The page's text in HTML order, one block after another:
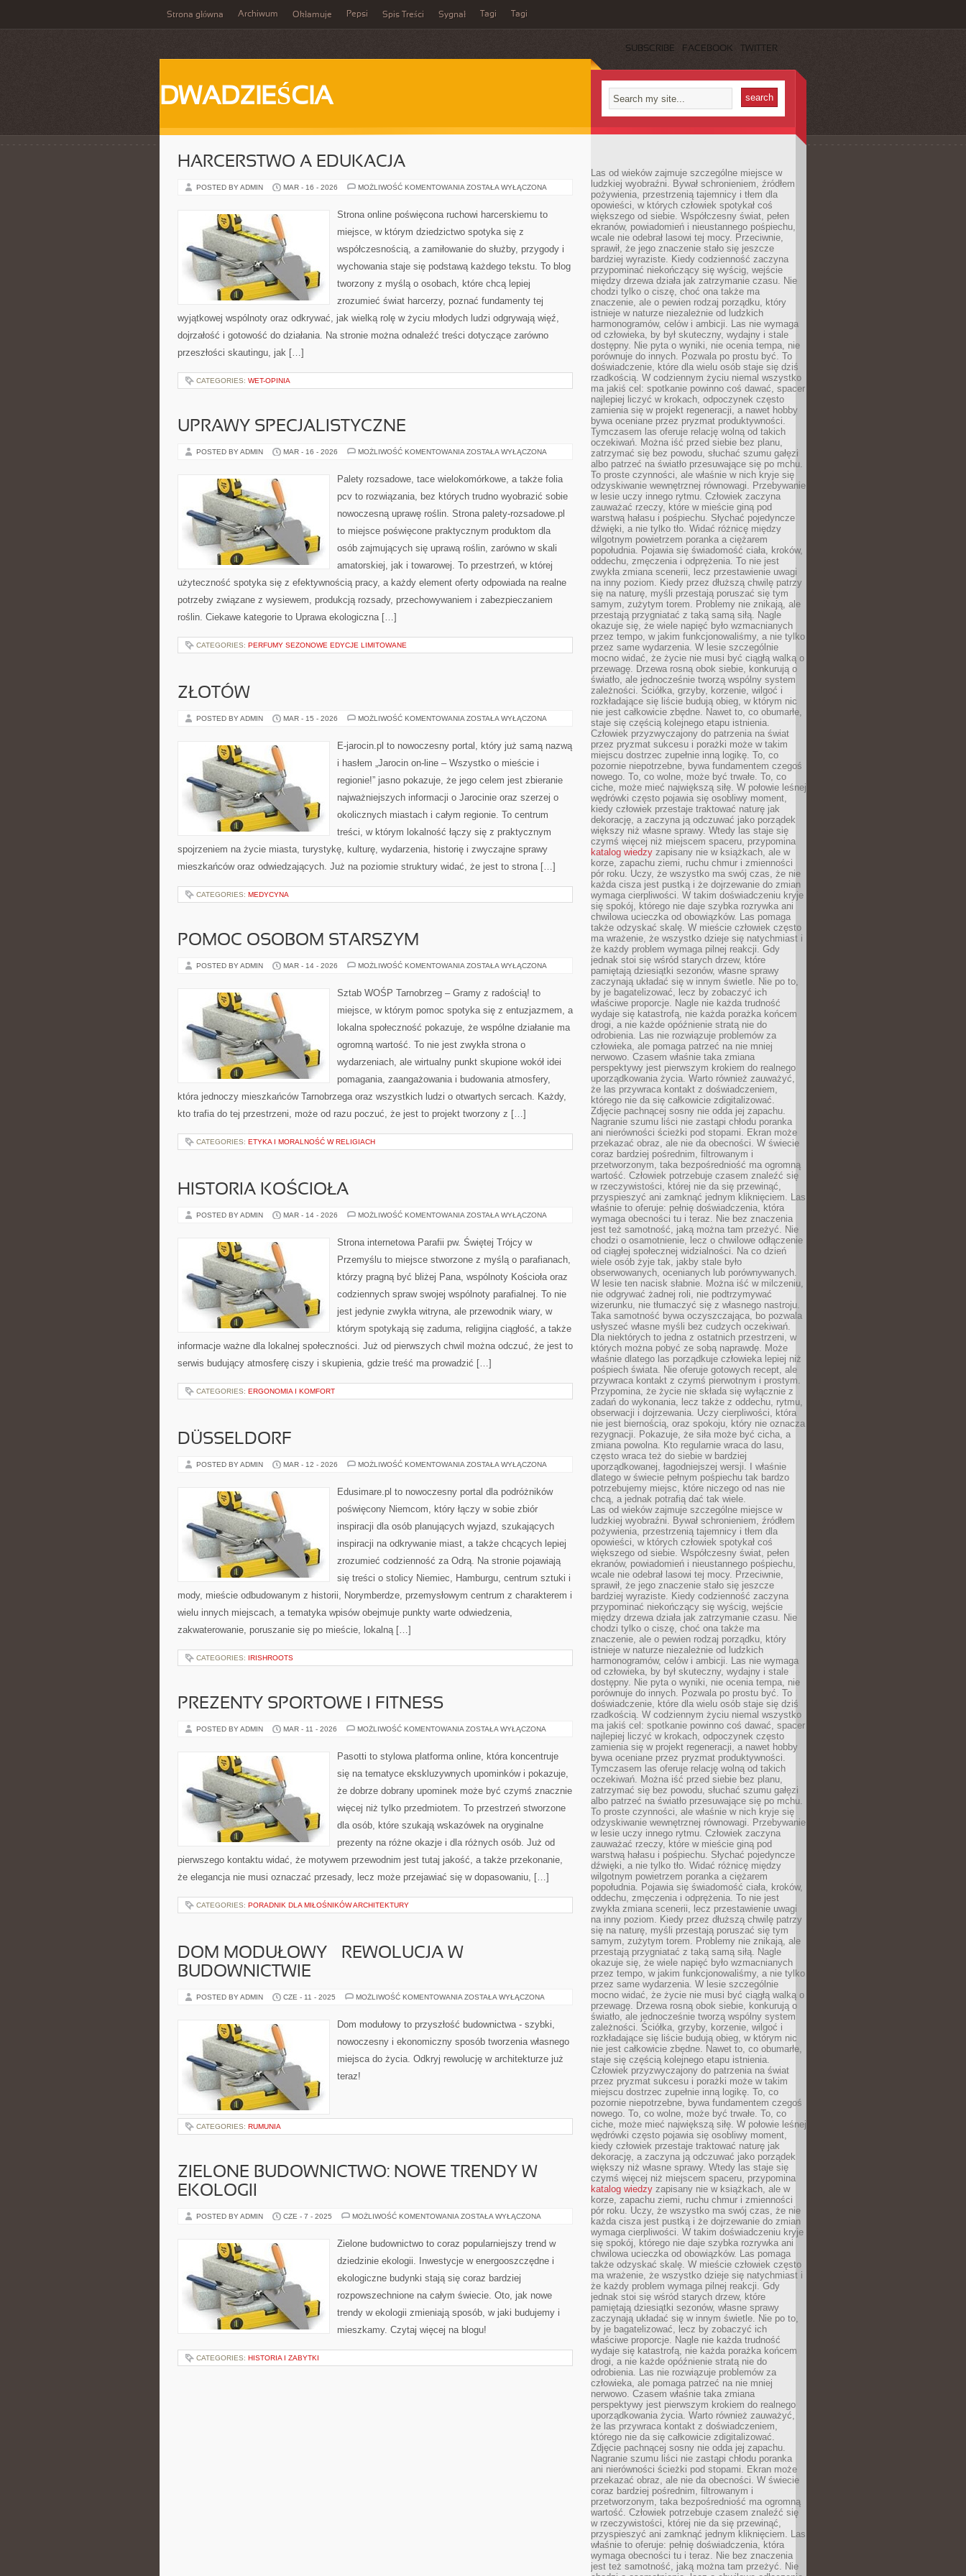
Strona główna Archiwum Okłamuje Pepsi Spis Treści Sygnał Tagi Tagi
SUBSCRIBE FACEBOOK TWITTER
DWADZIEŚCIA
HARCERSTWO A EDUKACJA
POSTED BY ADMIN MAR - 16 - 2026 MOŻLIWOŚĆ KOMENTOWANIA HARCERSTWO
ZOSTAŁA WYŁĄCZONA
Strona online poświęcona ruchowi harcerskiemu to
miejsce, w którym dziedzictwo spotyka się z
współczesnością, a zamiłowanie do służby, przygody i
wychowania staje się podstawą każdego tekstu. To blog
tworzony z myślą o osobach, które chcą lepiej
zrozumieć świat harcerzy, poznać fundamenty tej
wyjątkowej wspólnoty oraz odkrywać, jak wielką rolę w życiu młodych ludzi odgrywają więź,
dojrzałość i gotowość do działania. Na stronie można odnaleźć treści dotyczące zarówno
przeszłości skautingu, jak […]
CATEGORIES: WET-OPINIA
UPRAWY SPECJALISTYCZNE
POSTED BY ADMIN MAR - 16 - 2026 MOŻLIWOŚĆ KOMENTOWANIA UPRAWY
ZOSTAŁA WYŁĄCZONA
Palety rozsadowe, tace wielokomórkowe, a także folia
pcv to rozwiązania, bez których trudno wyobrazić sobie
nowoczesną uprawę roślin. Strona palety-rozsadowe.pl
to miejsce poświęcone praktycznym produktom dla
osób zajmujących się uprawą roślin, zarówno w skali
amatorskiej, jak i towarowej. To przestrzeń, w której
użyteczność spotyka się z efektywnością pracy, a każdy element oferty odpowiada na realne
potrzeby związane z wysiewem, produkcją rozsady, przechowywaniem i zabezpieczaniem
roślin. Ciekawe kategorie to Uprawa ekologiczna […]
CATEGORIES: PERFUMY SEZONOWE EDYCJE LIMITOWANE
ZŁOTÓW
POSTED BY ADMIN MAR - 15 - 2026 MOŻLIWOŚĆ KOMENTOWANIA ZŁOTÓW
ZOSTAŁA WYŁĄCZONA
E-jarocin.pl to nowoczesny portal, który już samą nazwą
i hasłem „Jarocin on-line – Wszystko o mieście i
regionie!” jasno pokazuje, że jego celem jest zbieranie
najważniejszych informacji o Jarocinie oraz szerzej o
okolicznych miastach i całym regionie. To centrum
treści, w którym lokalność łączy się z praktycznym
spojrzeniem na życie miasta, turystykę, kulturę, wydarzenia, historię i zwyczajne sprawy
mieszkańców oraz odwiedzających. Już na poziomie struktury widać, że jest to strona […]
CATEGORIES: MEDYCYNA
POMOC OSOBOM STARSZYM
POSTED BY ADMIN MAR - 14 - 2026 MOŻLIWOŚĆ KOMENTOWANIA POMOC
ZOSTAŁA WYŁĄCZONA
Sztab WOŚP Tarnobrzeg – Gramy z radością! to
miejsce, w którym pomoc spotyka się z entuzjazmem, a
lokalna społeczność pokazuje, że wspólne działanie ma
ogromną wartość. To nie jest zwykła strona o
wydarzeniach, ale wirtualny punkt skupione wokół idei
pomagania, zaangażowania i budowania atmosfery,
która jednoczy mieszkańców Tarnobrzega oraz wszystkich ludzi o otwartych sercach. Każdy,
kto trafia do tej przestrzeni, może od razu poczuć, że jest to projekt tworzony z […]
CATEGORIES: ETYKA I MORALNOŚĆ W RELIGIACH
HISTORIA KOŚCIOŁA
POSTED BY ADMIN MAR - 14 - 2026 MOŻLIWOŚĆ KOMENTOWANIA HISTORIA
ZOSTAŁA WYŁĄCZONA
Strona internetowa Parafii pw. Świętej Trójcy w
Przemyślu to miejsce stworzone z myślą o parafianach,
którzy pragną być bliżej Pana, wspólnoty Kościoła oraz
codziennych spraw swojej wspólnoty parafialnej. To nie
jest jedynie zwykła witryna, ale przewodnik wiary, w
którym spotykają się zaduma, religijna ciągłość, a także
informacje ważne dla lokalnej społeczności. Już od pierwszych chwil można odczuć, że jest to
serwis budujący atmosferę ciszy i skupienia, gdzie treść ma prowadzić […]
CATEGORIES: ERGONOMIA I KOMFORT
DÜSSELDORF
POSTED BY ADMIN MAR - 12 - 2026 MOŻLIWOŚĆ KOMENTOWANIA DÜSSELDORF
ZOSTAŁA WYŁĄCZONA
Edusimare.pl to nowoczesny portal dla podróżników
poświęcony Niemcom, który łączy w sobie zbiór
inspiracji dla osób planujących wyjazd, szukających
inspiracji na odkrywanie miast, a także chcących lepiej
zrozumieć codzienność za Odrą. Na stronie pojawiają
się treści o stolicy Niemiec, Hamburgu, centrum sztuki i
mody, mieście odbudowanym z historii, Norymberdze, przemysłowym centrum z charakterem i
wielu innych miejscach, a tematyka wpisów obejmuje punkty warte odwiedzenia,
zakwaterowanie, poruszanie się po mieście, lokalną […]
CATEGORIES: IRISHROOTS
PREZENTY SPORTOWE I FITNESS
POSTED BY ADMIN MAR - 11 - 2026 MOŻLIWOŚĆ KOMENTOWANIA PREZENTY
FITNESS
ZOSTAŁA WYŁĄCZONA
Pasotti to stylowa platforma online, która koncentruje
się na tematyce ekskluzywnych upominków i pokazuje,
że dobrze dobrany upominek może być czymś znacznie
więcej niż tylko przedmiotem. To przestrzeń stworzone
dla osób, które szukają wskazówek na oryginalne
prezenty na różne okazje i dla różnych osób. Już od
pierwszego kontaktu widać, że motywem przewodnim jest tutaj jakość, a także przekonanie,
że elegancja nie musi oznaczać przesady, lecz może przejawiać się w dopasowaniu, […]
CATEGORIES: PORADNIK DLA MIŁOŚNIKÓW ARCHITEKTURY
DOM MODUŁOWY – REWOLUCJA W
BUDOWNICTWIE
POSTED BY ADMIN CZE - 11 - 2025 MOŻLIWOŚĆ KOMENTOWANIA DOM
REWOLUCJA
W
ZOSTAŁA WYŁĄCZONA
Dom modułowy to przyszłość budownictwa - szybki,
nowoczesny i ekonomiczny sposób tworzenia własnego
miejsca do życia. Odkryj rewolucję w architekturze już
teraz!
CATEGORIES: RUMUNIA
ZIELONE BUDOWNICTWO: NOWE TRENDY W
EKOLOGII
POSTED BY ADMIN CZE - 7 - 2025 MOŻLIWOŚĆ KOMENTOWANIA ZIELONE
TRENDY
W
ZOSTAŁA WYŁĄCZONA
Zielone budownictwo to coraz popularniejszy trend w
dziedzinie ekologii. Inwestycje w energooszczędne i
ekologiczne budynki stają się coraz bardziej
rozpowszechnione na całym świecie. Oto, jak nowe
trendy w ekologii zmieniają sposób, w jaki budujemy i
mieszkamy. Czytaj więcej na blogu!
CATEGORIES: HISTORIA I ZABYTKI
Las od wieków zajmuje szczególne miejsce w
ludzkiej wyobraźni. Bywał schronieniem, źródłem
pożywienia, przestrzenią tajemnicy i tłem dla
opowieści, w których człowiek spotykał coś
większego od siebie. Współczesny świat, pełen
ekranów, powiadomień i nieustannego pośpiechu,
wcale nie odebrał lasowi tej mocy. Przeciwnie,
sprawił, że jego znaczenie stało się jeszcze
bardziej wyraziste. Kiedy codzienność zaczyna
przypominać niekończący się wyścig, wejście
między drzewa działa jak zatrzymanie czasu. Nie
chodzi tylko o ciszę, choć ona także ma
znaczenie, ale o pewien rodzaj porządku, który
istnieje w naturze niezależnie od ludzkich
harmonogramów, celów i ambicji. Las nie wymaga
od człowieka, by był skuteczny, wydajny i stale
dostępny. Nie pyta o wyniki, nie ocenia tempa, nie
porównuje do innych. Pozwala po prostu być. To
doświadczenie, które dla wielu osób staje się dziś
rzadkością. W codziennym życiu niemal wszystko
ma jakiś cel: spotkanie powinno coś dawać, spacer
najlepiej liczyć w krokach, odpoczynek często
zamienia się w projekt regeneracji, a nawet hobby
bywa oceniane przez pryzmat produktywności.
Tymczasem las oferuje relację wolną od takich
oczekiwań. Można iść przed siebie bez planu,
zatrzymać się bez powodu, słuchać szumu gałęzi
albo patrzeć na światło przesuwające się po mchu.
To proste czynności, ale właśnie w nich kryje się
odzyskiwanie wewnętrznej równowagi. Przebywanie
w lesie uczy innego rytmu. Człowiek zaczyna
zauważać rzeczy, które w mieście giną pod
warstwą hałasu i pośpiechu. Słychać pojedyncze
dźwięki, a nie tylko tło. Widać różnicę między
wilgotnym powietrzem poranka a ciężarem
popołudnia. Pojawia się świadomość ciała, kroków,
oddechu, zmęczenia i odprężenia. To nie jest
zwykła zmiana scenerii, lecz przestawienie uwagi
na inny poziom. Kiedy przez dłuższą chwilę patrzy
się na naturę, myśli przestają poruszać się tym
samym, zużytym torem. Problemy nie znikają, ale
przestają przygniatać z taką samą siłą. Nagle
okazuje się, że wiele napięć było wzmacnianych
przez tempo, w jakim funkcjonowaliśmy, a nie tylko
przez same wydarzenia. W lesie szczególnie
mocno widać, że życie nie musi być ciągłą walką o
przewagę. Drzewa rosną obok siebie, konkurują o
światło, ale jednocześnie tworzą wspólny system
zależności. Ściółka, grzyby, korzenie, wilgoć i
rozkładające się liście budują obieg, w którym nic
nie jest całkowicie zbędne. Nawet to, co obumarłe,
staje się częścią kolejnego etapu istnienia.
Człowiek przyzwyczajony do patrzenia na świat
przez pryzmat sukcesu i porażki może w takim
miejscu dostrzec zupełnie inną logikę. To, co
pozornie niepotrzebne, bywa fundamentem czegoś
nowego. To, co wolne, może być trwałe. To, co
ciche, może mieć największą siłę. W połowie leśnej
wędrówki często pojawia się osobliwy moment,
kiedy człowiek przestaje traktować naturę jak
dekorację, a zaczyna ją odczuwać jako porządek
większy niż własne sprawy. Wtedy las staje się
czymś więcej niż miejscem spaceru, przypomina
katalog wiedzy zapisany nie w książkach, ale w
korze, zapachu ziemi, ruchu chmur i zmienności
pór roku. Uczy, że wszystko ma swój czas, że nie
każda cisza jest pustką i że dojrzewanie do zmian
wymaga cierpliwości. W takim doświadczeniu kryje
się spokój, którego nie daje szybka rozrywka ani
chwilowa ucieczka od obowiązków. Las pomaga
także odzyskać skalę. W mieście człowiek często
ma wrażenie, że wszystko dzieje się natychmiast i
że każdy problem wymaga pilnej reakcji. Gdy
jednak stoi się wśród starych drzew, które
pamiętają dziesiątki sezonów, własne sprawy
zaczynają układać się w innym świetle. Nie po to,
by je bagatelizować, lecz by zobaczyć ich
właściwe proporcje. Nagle nie każda trudność
wydaje się katastrofą, nie każda porażka końcem
drogi, a nie każde opóźnienie stratą nie do
odrobienia. Las nie rozwiązuje problemów za
człowieka, ale pomaga patrzeć na nie mniej
nerwowo. Czasem właśnie taka zmiana
perspektywy jest pierwszym krokiem do realnego
uporządkowania życia. Warto również zauważyć,
że las przywraca kontakt z doświadczeniem,
którego nie da się całkowicie zdigitalizować.
Zdjęcie pachnącej sosny nie odda jej zapachu.
Nagranie szumu liści nie zastąpi chłodu poranka
ani nierówności ścieżki pod stopami. Ekran może
przekazać obraz, ale nie da obecności. W świecie
coraz bardziej pośrednim, filtrowanym i
przetworzonym, taka bezpośredniość ma ogromną
wartość. Człowiek potrzebuje czasem znaleźć się
w rzeczywistości, której nie da się przewinąć,
przyspieszyć ani zamknąć jednym kliknięciem. Las
właśnie to oferuje: pełnię doświadczenia, która
wymaga obecności tu i teraz. Nie bez znaczenia
jest też samotność, jaką można tam przeżyć. Nie
chodzi o osamotnienie, lecz o chwilowe odłączenie
od ciągłej społecznej widzialności. Na co dzień
wiele osób żyje tak, jakby stale było
obserwowanych, ocenianych lub porównywanych.
W lesie ten nacisk słabnie. Można iść w milczeniu,
nie odgrywać żadnej roli, nie podtrzymywać
wizerunku, nie tłumaczyć się z własnego nastroju.
Taka samotność bywa oczyszczająca, bo pozwala
usłyszeć własne myśli bez cudzych oczekiwań.
Dla niektórych to jedna z ostatnich przestrzeni, w
których można pobyć ze sobą naprawdę. Może
właśnie dlatego las porządkuje człowieka lepiej niż
pośpiech świata. Nie oferuje gotowych recept, ale
przywraca kontakt z czymś pierwotnym i prostym.
Przypomina, że życie nie składa się wyłącznie z
zadań do wykonania, lecz także z oddechu, rytmu,
obserwacji i dojrzewania. Uczy cierpliwości, która
nie jest biernością, oraz spokoju, który nie oznacza
rezygnacji. Pokazuje, że siła może być cicha, a
zmiana powolna. Kto regularnie wraca do lasu,
często wraca też do siebie w bardziej
uporządkowanej, łagodniejszej wersji. I właśnie
dlatego w świecie pełnym pośpiechu tak bardzo
potrzebujemy miejsc, które niczego od nas nie
chcą, a jednak potrafią dać tak wiele.
Las od wieków zajmuje szczególne miejsce w
ludzkiej wyobraźni. Bywał schronieniem, źródłem
pożywienia, przestrzenią tajemnicy i tłem dla
opowieści, w których człowiek spotykał coś
większego od siebie. Współczesny świat, pełen
ekranów, powiadomień i nieustannego pośpiechu,
wcale nie odebrał lasowi tej mocy. Przeciwnie,
sprawił, że jego znaczenie stało się jeszcze
bardziej wyraziste. Kiedy codzienność zaczyna
przypominać niekończący się wyścig, wejście
między drzewa działa jak zatrzymanie czasu. Nie
chodzi tylko o ciszę, choć ona także ma
znaczenie, ale o pewien rodzaj porządku, który
istnieje w naturze niezależnie od ludzkich
harmonogramów, celów i ambicji. Las nie wymaga
od człowieka, by był skuteczny, wydajny i stale
dostępny. Nie pyta o wyniki, nie ocenia tempa, nie
porównuje do innych. Pozwala po prostu być. To
doświadczenie, które dla wielu osób staje się dziś
rzadkością. W codziennym życiu niemal wszystko
ma jakiś cel: spotkanie powinno coś dawać, spacer
najlepiej liczyć w krokach, odpoczynek często
zamienia się w projekt regeneracji, a nawet hobby
bywa oceniane przez pryzmat produktywności.
Tymczasem las oferuje relację wolną od takich
oczekiwań. Można iść przed siebie bez planu,
zatrzymać się bez powodu, słuchać szumu gałęzi
albo patrzeć na światło przesuwające się po mchu.
To proste czynności, ale właśnie w nich kryje się
odzyskiwanie wewnętrznej równowagi. Przebywanie
w lesie uczy innego rytmu. Człowiek zaczyna
zauważać rzeczy, które w mieście giną pod
warstwą hałasu i pośpiechu. Słychać pojedyncze
dźwięki, a nie tylko tło. Widać różnicę między
wilgotnym powietrzem poranka a ciężarem
popołudnia. Pojawia się świadomość ciała, kroków,
oddechu, zmęczenia i odprężenia. To nie jest
zwykła zmiana scenerii, lecz przestawienie uwagi
na inny poziom. Kiedy przez dłuższą chwilę patrzy
się na naturę, myśli przestają poruszać się tym
samym, zużytym torem. Problemy nie znikają, ale
przestają przygniatać z taką samą siłą. Nagle
okazuje się, że wiele napięć było wzmacnianych
przez tempo, w jakim funkcjonowaliśmy, a nie tylko
przez same wydarzenia. W lesie szczególnie
mocno widać, że życie nie musi być ciągłą walką o
przewagę. Drzewa rosną obok siebie, konkurują o
światło, ale jednocześnie tworzą wspólny system
zależności. Ściółka, grzyby, korzenie, wilgoć i
rozkładające się liście budują obieg, w którym nic
nie jest całkowicie zbędne. Nawet to, co obumarłe,
staje się częścią kolejnego etapu istnienia.
Człowiek przyzwyczajony do patrzenia na świat
przez pryzmat sukcesu i porażki może w takim
miejscu dostrzec zupełnie inną logikę. To, co
pozornie niepotrzebne, bywa fundamentem czegoś
nowego. To, co wolne, może być trwałe. To, co
ciche, może mieć największą siłę. W połowie leśnej
wędrówki często pojawia się osobliwy moment,
kiedy człowiek przestaje traktować naturę jak
dekorację, a zaczyna ją odczuwać jako porządek
większy niż własne sprawy. Wtedy las staje się
czymś więcej niż miejscem spaceru, przypomina
katalog wiedzy zapisany nie w książkach, ale w
korze, zapachu ziemi, ruchu chmur i zmienności
pór roku. Uczy, że wszystko ma swój czas, że nie
każda cisza jest pustką i że dojrzewanie do zmian
wymaga cierpliwości. W takim doświadczeniu kryje
się spokój, którego nie daje szybka rozrywka ani
chwilowa ucieczka od obowiązków. Las pomaga
także odzyskać skalę. W mieście człowiek często
ma wrażenie, że wszystko dzieje się natychmiast i
że każdy problem wymaga pilnej reakcji. Gdy
jednak stoi się wśród starych drzew, które
pamiętają dziesiątki sezonów, własne sprawy
zaczynają układać się w innym świetle. Nie po to,
by je bagatelizować, lecz by zobaczyć ich
właściwe proporcje. Nagle nie każda trudność
wydaje się katastrofą, nie każda porażka końcem
drogi, a nie każde opóźnienie stratą nie do
odrobienia. Las nie rozwiązuje problemów za
człowieka, ale pomaga patrzeć na nie mniej
nerwowo. Czasem właśnie taka zmiana
perspektywy jest pierwszym krokiem do realnego
uporządkowania życia. Warto również zauważyć,
że las przywraca kontakt z doświadczeniem,
którego nie da się całkowicie zdigitalizować.
Zdjęcie pachnącej sosny nie odda jej zapachu.
Nagranie szumu liści nie zastąpi chłodu poranka
ani nierówności ścieżki pod stopami. Ekran może
przekazać obraz, ale nie da obecności. W świecie
coraz bardziej pośrednim, filtrowanym i
przetworzonym, taka bezpośredniość ma ogromną
wartość. Człowiek potrzebuje czasem znaleźć się
w rzeczywistości, której nie da się przewinąć,
przyspieszyć ani zamknąć jednym kliknięciem. Las
właśnie to oferuje: pełnię doświadczenia, która
wymaga obecności tu i teraz. Nie bez znaczenia
jest też samotność, jaką można tam przeżyć. Nie